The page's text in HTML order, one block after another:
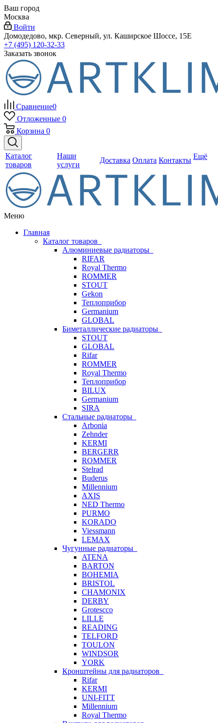
Ваш город
Москва
Войти
Домодедово, мкр. Северный, ул. Каширское Шоссе, 15Е
+7 (495) 120-32-33
Заказать звонок
Сравнение0
Отложенные 0
Корзина 0
Каталог
товаров
Наши
услуги
Доставка Оплата Контакты Ещё
Меню
Главная
Каталог товаров
Алюминиевые радиаторы
RIFAR
Royal Thermo
ROMMER
STOUT
Gekon
Теплоприбор
Germanium
GLOBAL
Биметаллические радиаторы
STOUT
GLOBAL
Rifar
ROMMER
Royal Thermo
Теплоприбор
BILUX
Germanium
SIRA
Стальные радиаторы
Arbonia
Zehnder
KERMI
BERGERR
ROMMER
Stelrad
Buderus
Millennium
AXIS
NED Thermo
PURMO
KORADO
Viessmann
LEMAX
Чугунные радиаторы
ATENA
BARTON
BOHEMIA
BRISTOL
CHAMONIX
DERBY
Grotescco
LILLE
READING
TELFORD
TOULON
WINDSOR
YORK
Кронштейны для радиаторов
Rifar
KERMI
UNI-FITT
Millennium
Royal Thermo